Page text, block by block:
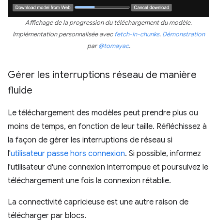
Affichage de la progression du téléchargement du modèle.
Implémentation personnalisée avecfetch-in-chunks. Démonstration
par@tomayac.
Gérer les interruptions réseau de manière
fluide
Le téléchargement des modèles peut prendre plus ou
moins de temps, en fonction de leur taille. Réfléchissez à
la façon de gérer les interruptions de réseau si
l'utilisateur passe hors connexion. Si possible, informez
l'utilisateur d'une connexion interrompue et poursuivez le
téléchargement une fois la connexion rétablie.
La connectivité capricieuse est une autre raison de
télécharger par blocs.